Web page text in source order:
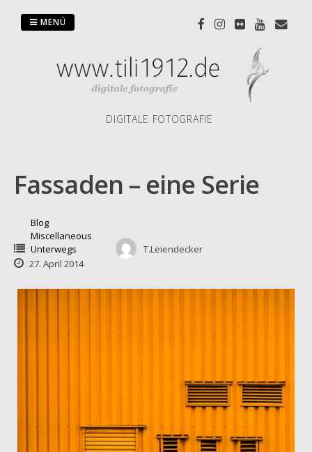
DIGITALE FOTOGRAFIE
MENÜ
Fassaden – eine Serie
Blog
Miscellaneous
Unterwegs
T.Leiendecker
27. April 2014